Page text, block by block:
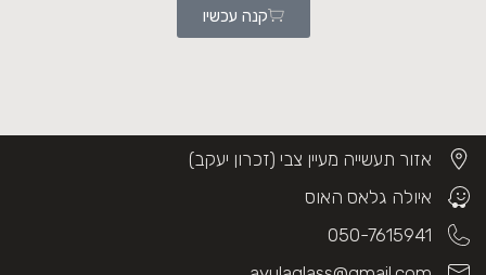
קנה עכשיו
אזור תעשייה מעיין צבי (זכרון יעקב)
איולה גלאס האוס
050-7615941